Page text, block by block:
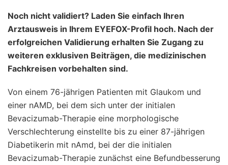
Noch nicht validiert? Laden Sie einfach Ihren
Arztausweis in Ihrem EYEFOX-Profil hoch. Nach der
erfolgreichen Validierung erhalten Sie Zugang zu
weiteren exklusiven Beiträgen, die medizinischen
Fachkreisen vorbehalten sind.
Von einem 76-jährigen Patienten mit Glaukom und
einer nAMD, bei dem sich unter der initialen
Bevacizumab-Therapie eine morphologische
Verschlechterung einstellte bis zu einer 87-jährigen
Diabetikerin mit nAmd, bei der die initialen
Bevacizumab-Therapie zunächst eine Befundbesserung